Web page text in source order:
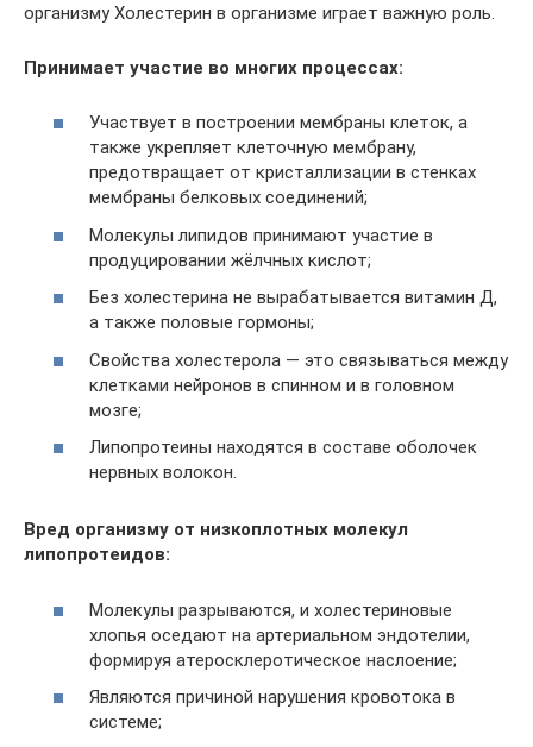
организму Холестерин в организме играет важную роль.
Принимает участие во многих процессах:
Участвует в построении мембраны клеток, а
также укрепляет клеточную мембрану,
предотвращает от кристаллизации в стенках
мембраны белковых соединений;
Молекулы липидов принимают участие в
продуцировании жёлчных кислот;
Без холестерина не вырабатывается витамин Д,
а также половые гормоны;
Свойства холестерола — это связываться между
клетками нейронов в спинном и в головном
мозге;
Липопротеины находятся в составе оболочек
нервных волокон.
Вред организму от низкоплотных молекул
липопротеидов:
Молекулы разрываются, и холестериновые
хлопья оседают на артериальном эндотелии,
формируя атеросклеротическое наслоение;
Являются причиной нарушения кровотока в
системе;